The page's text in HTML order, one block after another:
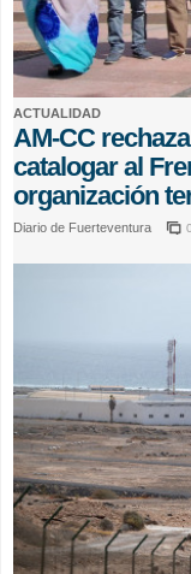
ACTUALIDAD
AM-CC
catalogar al
organización
Diario de Fuerteventura